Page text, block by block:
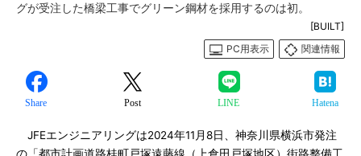
グが受注した橋梁工事でグリーン鋼材を採用するのは初。
[BUILT]
PC用表示
関連情報
Share Post LINE Hatena
JFEエンジニアリングは2024年11月8日、神奈川県横浜市発注